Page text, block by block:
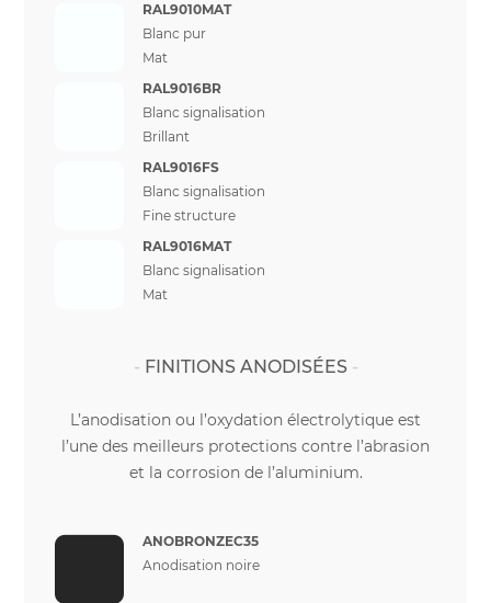
RAL9010MAT
Blanc pur
Mat
RAL9016BR
Blanc signalisation
Brillant
RAL9016FS
Blanc signalisation
Fine structure
RAL9016MAT
Blanc signalisation
Mat
FINITIONS ANODISÉES
L’anodisation ou l’oxydation électrolytique est
l’une des meilleurs protections contre l’abrasion
et la corrosion de l’aluminium.
ANOBRONZEC35
Anodisation noire